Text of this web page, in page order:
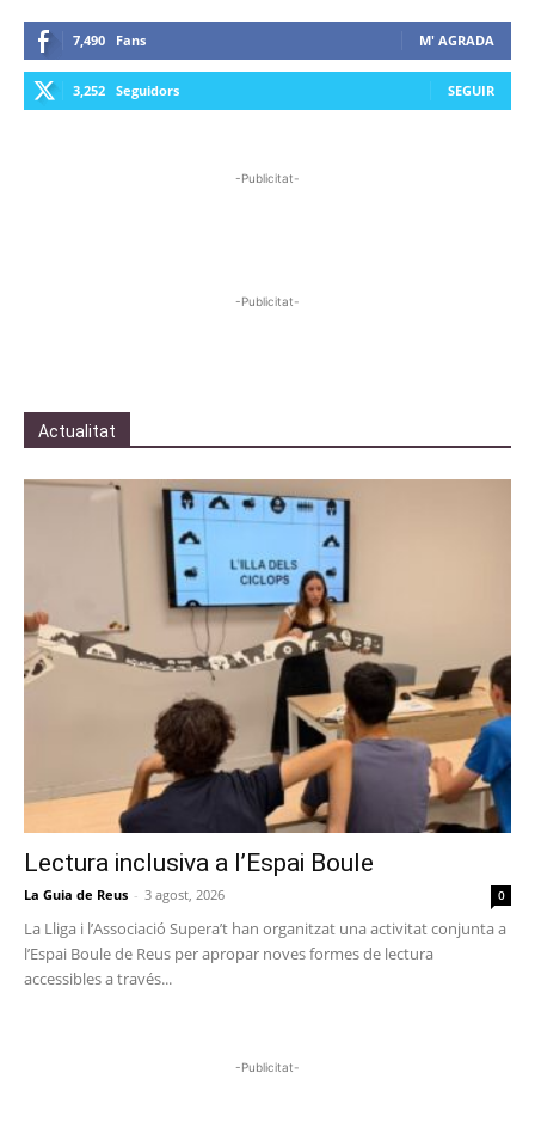
7,490 Fans M' AGRADA
3,252 Seguidors SEGUIR
-Publicitat-
-Publicitat-
Actualitat
Lectura inclusiva a l’Espai Boule
La Guia de Reus - 3 agost, 2026 0
La Lliga i l’Associació Supera’t han organitzat una activitat conjunta a
l’Espai Boule de Reus per apropar noves formes de lectura
accessibles a través...
-Publicitat-